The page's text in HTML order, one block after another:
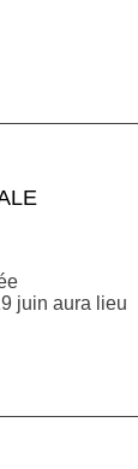
juin aura lieu